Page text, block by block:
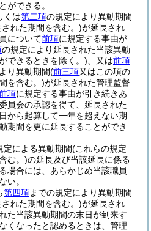
ができる。
くは第二項の規定により異動期間
れた期間を含む。)が延長され
について前項に規定する事由が
の規定により延長された当該異動
できるときを除く。) 、又は前項
り異動期間(前三項又はこの項の
を含む。)が延長された管理監督
項に規定する事由が引き続きあ
員会の承認を得て、延長された
から起算して一年を超えない期
期間を更に延長することができ
定による異動期間(これらの規定
む。)の延長及び当該延長に係る
場合には、あらかじめ当該職員
い。
第四項までの規定により異動期間
れた期間を含む。)が延長され
た当該異動期間の末日が到来す
くなったと認めるときは、管理